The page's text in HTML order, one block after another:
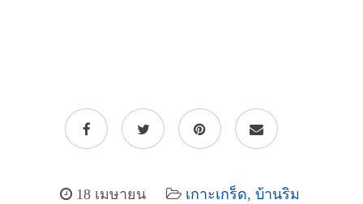
18 เมษายน เกาะเกร็ด, บ้านริม